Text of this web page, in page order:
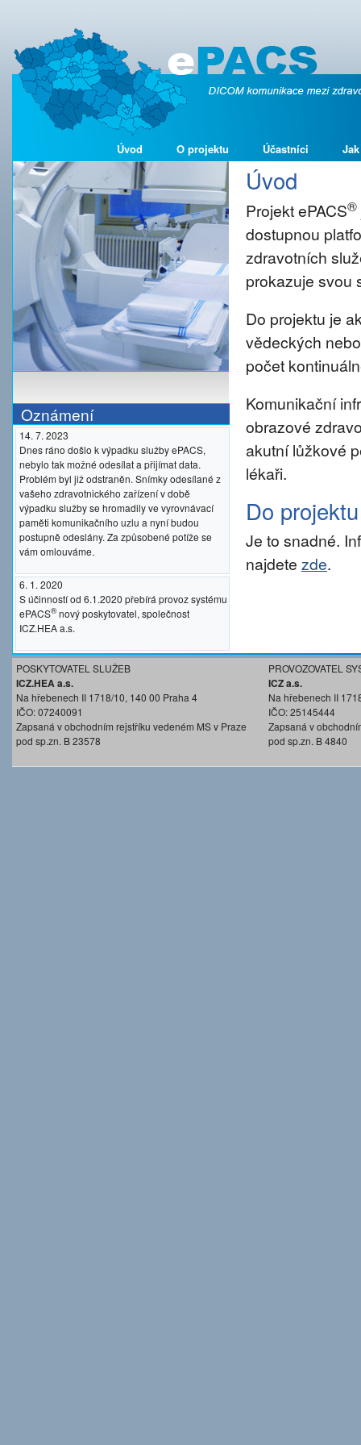
Úvod O projektu Účastníci
Oznámení
14. 7. 2023
Dnes ráno došlo k výpadku služby ePACS,
nebylo tak možné odesílat a přijímat data.
Problém byl již odstraněn. Snímky odesílané z
vašeho zdravotnického zařízení v době
výpadku služby se hromadily ve vyrovnávací
paměti komunikačního uzlu a nyní budou
postupně odeslány. Za způsobené potíže se
vám omlouváme.
6. 1. 2020
S účinností od 6.1.2020 přebírá provoz systému
ePACS®nový poskytovatel, společnost
ICZ.HEA a.s.
Úvod
Projekt ePACS®
dostupnou
zdravotních
prokazuje svou
Do projektu je
vědeckých
počet
Komunikační
obrazové
akutní lůžkové
lékaři.
Do
Je to snadné.
najdete zde.
POSKYTOVATEL SLUŽEB
ICZ.HEA a.s.
Na hřebenech II 1718/10, 140 00 Praha 4
IČO: 07240091
Zapsaná v obchodním rejstříku vedeném MS v Praze
pod sp.zn. B 23578
PROVOZOVATEL
ICZ a.s.
Na hřebenech II
IČO: 25145444
Zapsaná v
pod sp.zn. B 4840